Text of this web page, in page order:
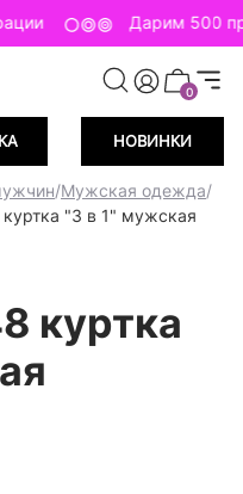
Дарим 500
0
НОВИНКИ
/Мужская одежда/
"3 в 1" мужская
куртка